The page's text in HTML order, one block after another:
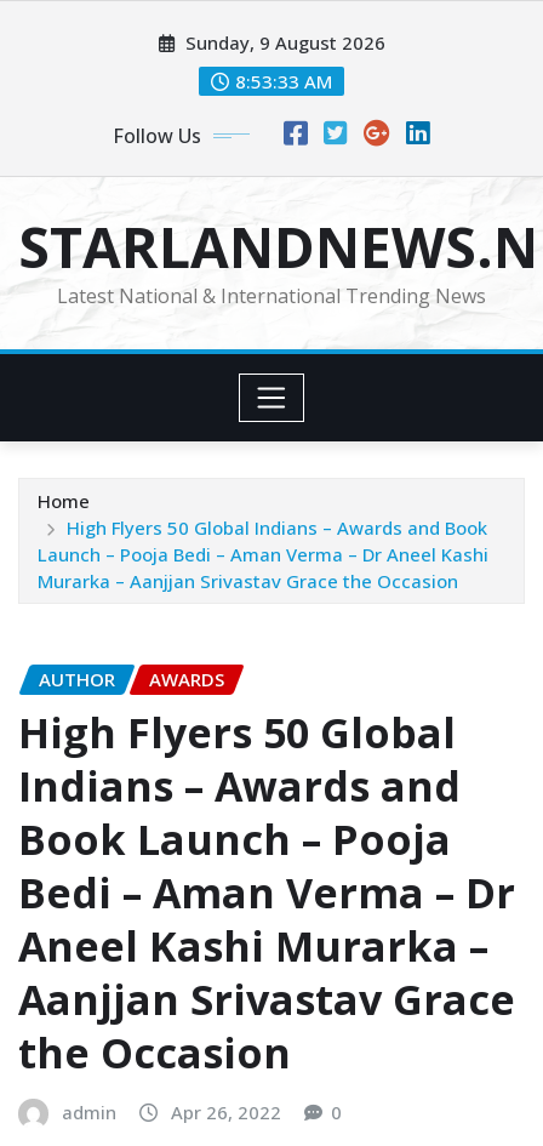
Sunday, 9 August 2026
8:53:33 AM
Follow Us
Latest National & International Trending News
Home
High Flyers 50 Global Indians – Awards and Book
Launch – Pooja Bedi – Aman Verma – Dr Aneel Kashi
Murarka – Aanjjan Srivastav Grace the Occasion
AUTHOR AWARDS
High Flyers 50 Global
Indians – Awards and
Book Launch – Pooja
Bedi – Aman Verma – Dr
Aneel Kashi Murarka –
Aanjjan Srivastav Grace
the Occasion
admin Apr 26, 2022 0